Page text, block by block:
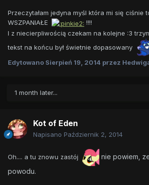
Przeczytałam jedyna myśl która mi się ciśnie
WSZPANIAŁE
!!!!
I z niecierpliwością czekam na kolejne :3
tekst na końcu był świetnie dopasowany
Edytowano Sierpień 19, 2014 przez
1 month later...
Kot of Eden
Napisano Październik 2, 2014
Oh.... a tu znowu zastój
nie powiem,
powodu.